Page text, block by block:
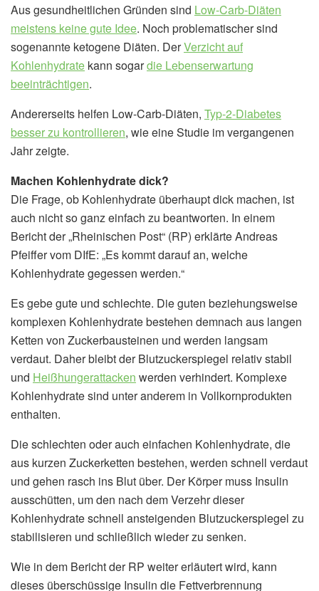
Aus gesundheitlichen Gründen sind Low-Carb-Diäten
meistens keine gute Idee. Noch problematischer sind
sogenannte ketogene Diäten. DerVerzicht auf
Kohlenhydrate kann sogardie Lebenserwartung
beeinträchtigen.
Andererseits helfen Low-Carb-Diäten, Typ-2-Diabetes
besser zu kontrollieren, wie eine Studie im vergangenen
Jahr zeigte.
Machen Kohlenhydrate dick?
Die Frage, ob Kohlenhydrate überhaupt dick machen, ist
auch nicht so ganz einfach zu beantworten. In einem
Bericht der „Rheinischen Post“ (RP) erklärte Andreas
Pfeiffer vom DIfE: „Es kommt darauf an, welche
Kohlenhydrate gegessen werden.“
Es gebe gute und schlechte. Die guten beziehungsweise
komplexen Kohlenhydrate bestehen demnach aus langen
Ketten von Zuckerbausteinen und werden langsam
verdaut. Daher bleibt der Blutzuckerspiegel relativ stabil
und Heißhungerattacken werden verhindert. Komplexe
Kohlenhydrate sind unter anderem in Vollkornprodukten
enthalten.
Die schlechten oder auch einfachen Kohlenhydrate, die
aus kurzen Zuckerketten bestehen, werden schnell verdaut
und gehen rasch ins Blut über. Der Körper muss Insulin
ausschütten, um den nach dem Verzehr dieser
Kohlenhydrate schnell ansteigenden Blutzuckerspiegel zu
stabilisieren und schließlich wieder zu senken.
Wie in dem Bericht der RP weiter erläutert wird, kann
dieses überschüssige Insulin die Fettverbrennung